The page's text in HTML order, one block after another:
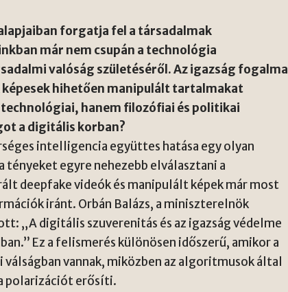
forgatja fel a társadalmak
már nem csupán a technológia
valóság születéséről. Az igazság fogalma
hihetően manipulált tartalmakat
hanem filozófiai és politikai
a digitális korban?
intelligencia együttes hatása egy olyan
egyre nehezebb elválasztani a
deepfake videók és manipulált képek már most
iránt. Orbán Balázs, a miniszterelnök
„A digitális szuverenitás és az igazság védelme
Ez a felismerés különösen időszerű, amikor a
vannak, miközben az algoritmusok által
polarizációt erősíti.